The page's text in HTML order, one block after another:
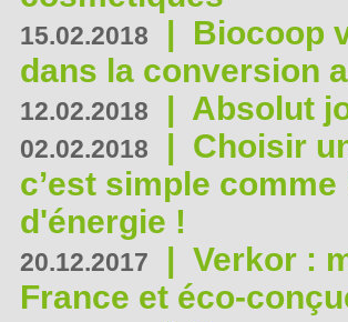
15.02.2018 | Biocoop
dans la conversion
12.02.2018 | Absolut
02.02.2018 | Choisir
c’est simple
d'énergie !
20.12.2017 | Verkor :
France et éco-